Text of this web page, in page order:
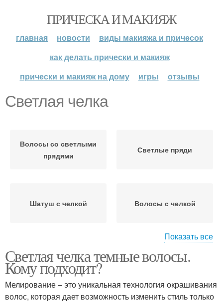
ПРИЧЕСКА И МАКИЯЖ
главная новости
виды макияжа и причесок
как делать прически и макияж
прически и макияж на дому
игры отзывы
Светлая челка
Волосы со светлыми
прядями
Светлые пряди
Шатуш с челкой Волосы с челкой
волосах
Показать все
Светлая челка темные волосы.
Кому подходит?
Мелирование – это уникальная технология окрашивания
волос, которая дает возможность изменить стиль только